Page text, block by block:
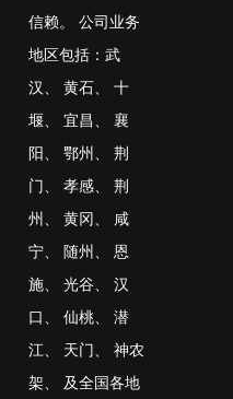
信赖。 公司业务
地区包括：武
汉
黄石
十
堰
宜昌
襄
阳
鄂州
荆
门
孝感
荆
州
黄冈
咸
宁
随州
恩
施
光谷
汉
口
仙桃
潜
江
天门
神农
架
及全国各地